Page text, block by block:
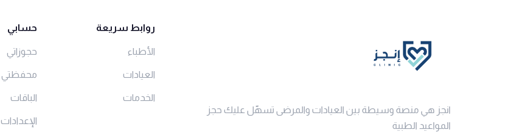
انجز هي منصة وسيطة بين العيادات والمرضى تسهّل عليك حجز
المواعيد الطبية
روابط سريعة
الأطباء
العيادات
الخدمات
حسابي
حجوزاتي
محفظتي
الباقات
الإعدادات